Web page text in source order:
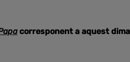
corresponent a aquest